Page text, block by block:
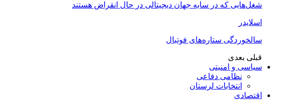
شغل‌‌هایی که در سایه جهان دیجیتالی در حال انقراض هستند
اسلایدر
سالخوردگی ستاره‌های فوتبال
قبلی بعدی
سیاسی و امنیتی
نظامی دفاعی
انتخابات لرستان
اقتصادی